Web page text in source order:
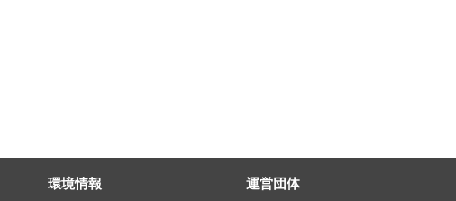
環境情報 運営団体